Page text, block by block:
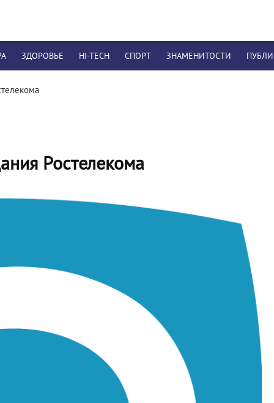
ЗДОРОВЬЕ HI-TECH СПОРТ ЗНАМЕНИТОСТИ
Ростелекома